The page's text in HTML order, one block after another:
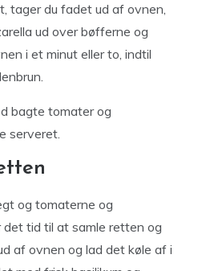
tager du fadet ud af ovnen,
ud over bøfferne og
i et minut eller to, indtil
bagte tomater og
serveret.
og tomaterne og
tid til at samle retten og
af ovnen og lad det køle af i